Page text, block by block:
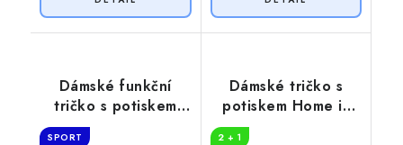
Dámské funkční
tričko s potiskem
Get lost
SPORT
Dámské tričko s
potiskem Home is
2 + 1